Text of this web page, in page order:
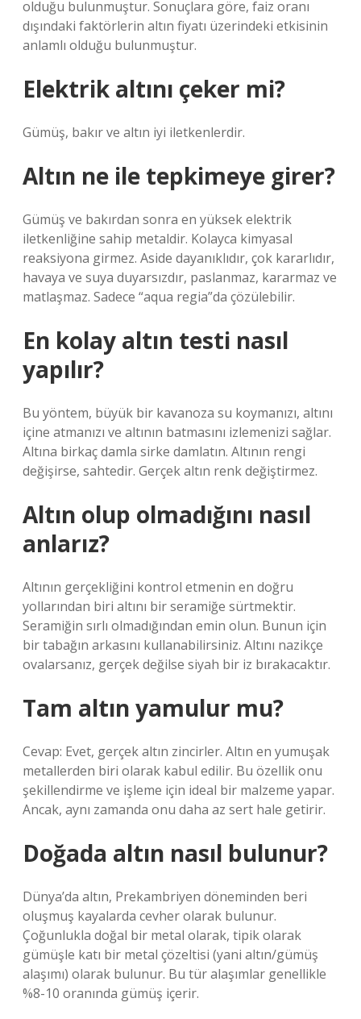
olduğu bulunmuştur. Sonuçlara göre, faiz oranı
dışındaki faktörlerin altın fiyatı üzerindeki etkisinin
anlamlı olduğu bulunmuştur.
Elektrik altını çeker mi?
Gümüş, bakır ve altın iyi iletkenlerdir.
Altın ne ile tepkimeye girer?
Gümüş ve bakırdan sonra en yüksek elektrik
iletkenliğine sahip metaldir. Kolayca kimyasal
reaksiyona girmez. Aside dayanıklıdır, çok kararlıdır,
havaya ve suya duyarsızdır, paslanmaz, kararmaz ve
matlaşmaz. Sadece “aqua regia”da çözülebilir.
En kolay altın testi nasıl
yapılır?
Bu yöntem, büyük bir kavanoza su koymanızı, altını
içine atmanızı ve altının batmasını izlemenizi sağlar.
Altına birkaç damla sirke damlatın. Altının rengi
değişirse, sahtedir. Gerçek altın renk değiştirmez.
Altın olup olmadığını nasıl
anlarız?
Altının gerçekliğini kontrol etmenin en doğru
yollarından biri altını bir seramiğe sürtmektir.
Seramiğin sırlı olmadığından emin olun. Bunun için
bir tabağın arkasını kullanabilirsiniz. Altını nazikçe
ovalarsanız, gerçek değilse siyah bir iz bırakacaktır.
Tam altın yamulur mu?
Cevap: Evet, gerçek altın zincirler. Altın en yumuşak
metallerden biri olarak kabul edilir. Bu özellik onu
şekillendirme ve işleme için ideal bir malzeme yapar.
Ancak, aynı zamanda onu daha az sert hale getirir.
Doğada altın nasıl bulunur?
Dünya’da altın, Prekambriyen döneminden beri
oluşmuş kayalarda cevher olarak bulunur.
Çoğunlukla doğal bir metal olarak, tipik olarak
gümüşle katı bir metal çözeltisi (yani altın/gümüş
alaşımı) olarak bulunur. Bu tür alaşımlar genellikle
%8-10 oranında gümüş içerir.